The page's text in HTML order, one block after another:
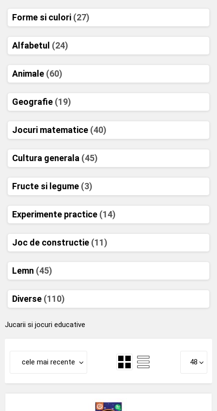
Forme si culori (27)
Alfabetul (24)
Animale (60)
Geografie (19)
Jocuri matematice (40)
Cultura generala (45)
Fructe si legume (3)
Experimente practice (14)
Joc de constructie (11)
Lemn (45)
Diverse (110)
Jucarii si jocuri educative
cele mai recente 48